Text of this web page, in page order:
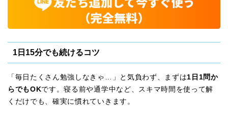
1日15分でも続けるコツ
「毎日たくさん勉強しなきゃ…」と気負わず、まずは1日1問か
らでもOKです。寝る前や通学中など、スキマ時間を使って解
くだけでも、確実に慣れていきます。